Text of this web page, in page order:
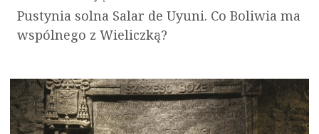
Pustynia solna Salar de Uyuni. Co Boliwia ma
wspólnego z Wieliczką?